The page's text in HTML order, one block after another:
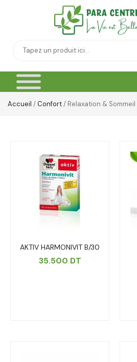
Accueil /Confort/ Relaxation & Sommeil
AKTIV HARMONIVIT B/30
35.500 DT